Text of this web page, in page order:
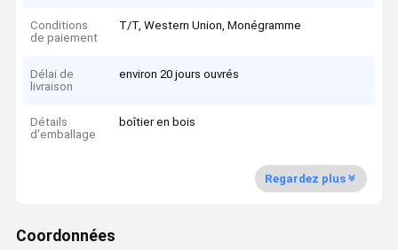
Conditions
de paiement
T/T, Western Union, Monégramme
Délai de
livraison
environ 20 jours ouvrés
Détails
d'emballage
boîtier en bois
Regardez plus
Coordonnées